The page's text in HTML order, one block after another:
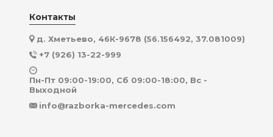
Контакты
д. Хметьево, 46К-9678 (56.156492, 37.081009)
+7 (926) 13-22-999
Пн-Пт 09:00-19:00, Сб 09:00-18:00, Вс -
Выходной
info@razborka-mercedes.com